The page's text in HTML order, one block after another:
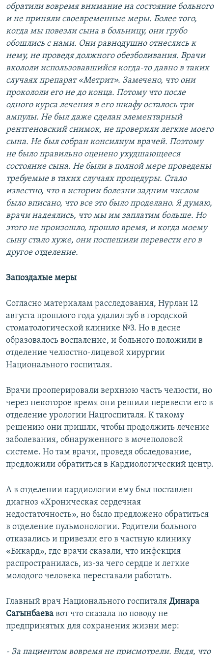
обратили вовремя внимание на состояние больного
и не приняли своевременные меры. Более того,
когда мы повезли сына в больницу, они грубо
обошлись с нами. Они равнодушно отнеслись к
нему, не проведя должного обезболивания. Врачи
вкололи использовавшийся когда-то давно в таких
случаях препарат «Метрит». Замечено, что они
прокололи его не до конца. Потому что после
одного курса лечения в его шкафу осталось три
ампулы. Не был даже сделан элементарный
рентгеновский снимок, не проверили легкие моего
сына. Не был собран консилиум врачей. Поэтому
не было правильно оценено ухудшающееся
состояние сына. Не были в полной мере проведены
требуемые в таких случаях процедуры. Стало
известно, что в истории болезни задним числом
было вписано, что все это было проделано. Я думаю,
врачи надеялись, что мы им заплатим больше. Но
этого не произошло, прошло время, и когда моему
сыну стало хуже, они поспешили перевести его в
другое отделение.
Запоздалые меры
Согласно материалам расследования, Нурлан 12
августа прошлого года удалил зуб в городской
стоматологической клинике №3. Но в десне
образовалось воспаление, и больного положили в
отделение челюстно-лицевой хирургии
Национального госпиталя.
Врачи прооперировали верхнюю часть челюсти, но
через некоторое время они решили перевести его в
отделение урологии Нацгоспиталя. К такому
решению они пришли, чтобы продолжить лечение
заболевания, обнаруженного в мочеполовой
системе. Но там врачи, проведя обследование,
предложили обратиться в Кардиологический центр.
А в отделении кардиологии ему был поставлен
диагноз «Хроническая сердечная
недостаточность», но было предложено обратиться
в отделение пульмонологии. Родители больного
отказались и привезли его в частную клинику
«Бикард», где врачи сказали, что инфекция
распространилась, из-за чего сердце и легкие
молодого человека переставали работать.
Главный врач Национального госпиталя Динара
Сагынбаева вот что сказала по поводу не
предпринятых для сохранения жизни мер:
- За пациентом вовремя не присмотрели. Видя, что